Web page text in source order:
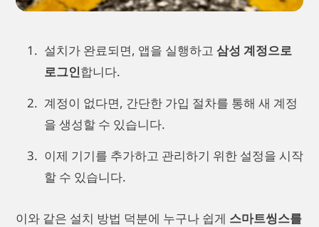
설치가 완료되면, 앱을 실행하고 삼성 계정으로
로그인합니다.
계정이 없다면, 간단한 가입 절차를 통해 새 계정
을 생성할 수 있습니다.
이제 기기를 추가하고 관리하기 위한 설정을 시작
할 수 있습니다.
이와 같은 설치 방법 덕분에 누구나 쉽게 스마트씽스를